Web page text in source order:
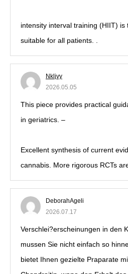
intensity interval training (HIIT)
suitable for all patients. .
Nkljvy
2026.05.05
This piece provides practical
in geriatrics. –
Excellent synthesis of current
cannabis. More rigorous RCTs
DeborahAgeli
2026.07.17
Verschlei?erscheinungen in den
mussen Sie nicht einfach so
bietet Ihnen gezielte Praparate